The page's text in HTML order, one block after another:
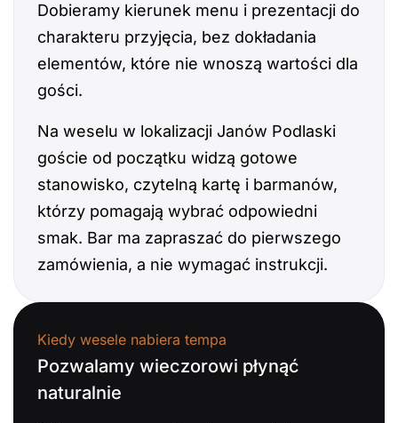
Dobieramy kierunek menu i prezentacji do
charakteru przyjęcia, bez dokładania
elementów, które nie wnoszą wartości dla
gości.
Na weselu w lokalizacji Janów Podlaski
goście od początku widzą gotowe
stanowisko, czytelną kartę i barmanów,
którzy pomagają wybrać odpowiedni
smak. Bar ma zapraszać do pierwszego
zamówienia, a nie wymagać instrukcji.
Kiedy wesele nabiera tempa
Pozwalamy wieczorowi płynąć
naturalnie